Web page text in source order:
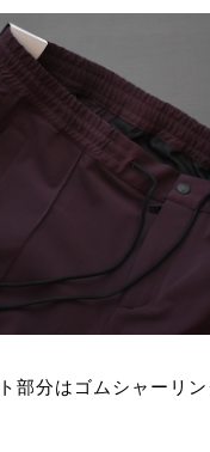
部分はゴムシャーリ